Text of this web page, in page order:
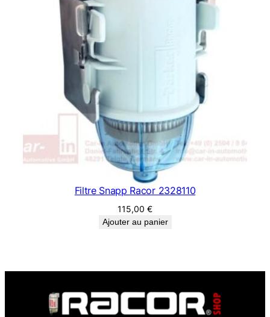
Filtre Snapp Racor 2328110
115,00 €
Ajouter au panier